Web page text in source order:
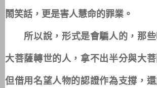
鬧笑話，更是害人慧命的罪業。
所以說，形式是會騙人的，那
大菩薩轉世的人，拿不出半分與大
但借用名望人物的認證作為支撐，